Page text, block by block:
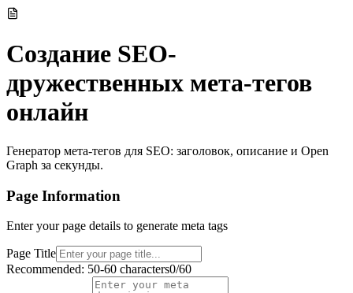
Создание SEO-
дружественных мета-тегов
онлайн
Генератор мета-тегов для SEO: заголовок, описание и Open
Graph за секунды.
Page Information
Enter your page details to generate meta tags
Page Title
Recommended: 50-60 characters0/60